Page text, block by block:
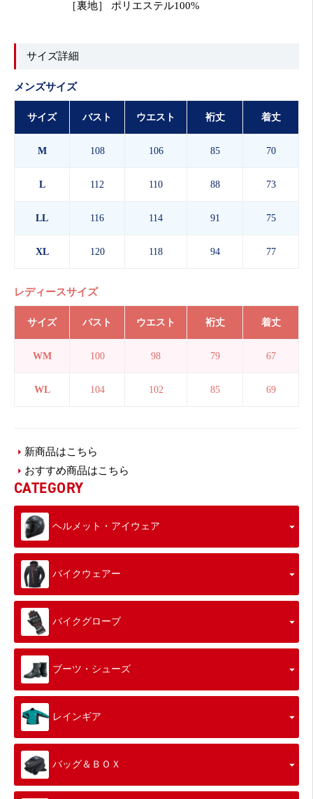
［裏地］ ポリエステル100%
サイズ詳細
メンズサイズ
サイズ バスト ウエスト 裄丈 着丈
M 108 106 85 70
L 112 110 88 73
LL 116 114 91 75
XL 120 118 94 77
レディースサイズ
サイズ バスト ウエスト 裄丈 着丈
WM 100 98 79 67
WL 104 102 85 69
新商品はこちら
おすすめ商品はこちら
CATEGORY
ヘルメット・アイウェア
バイクウェアー
バイクグローブ
ブーツ・シューズ
レインギア
バッグ＆ＢＯＸ